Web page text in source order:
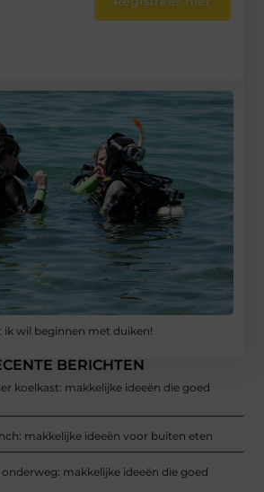
ik wil beginnen met duiken!
BERICHTEN
koelkast: makkelijke ideeën die goed
makkelijke ideeën voor buiten eten
makkelijke ideeën die goed